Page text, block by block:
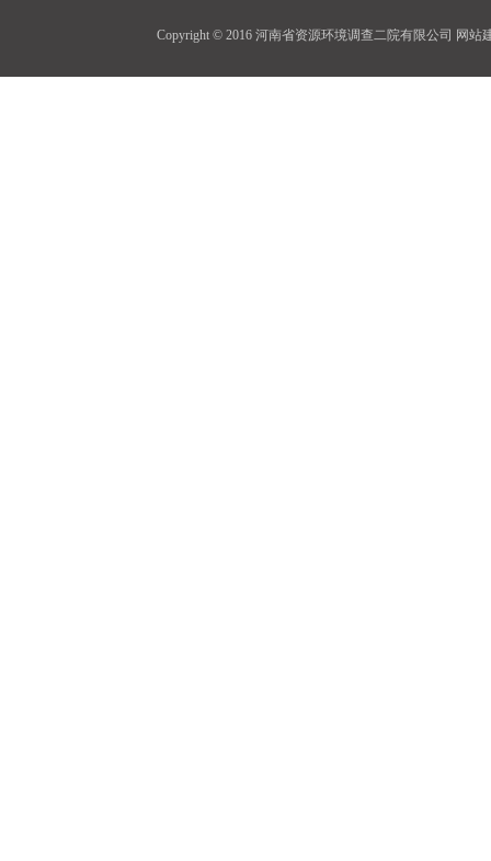
Copyright © 2016 河南省资源环境调查二院有限公司 网站